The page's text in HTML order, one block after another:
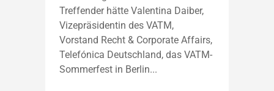
Treffender hätte Valentina Daiber,
Vizepräsidentin des VATM,
Vorstand Recht & Corporate Affairs,
Telefónica Deutschland, das VATM-
Sommerfest in Berlin...